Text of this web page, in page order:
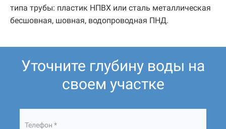
типа трубы: пластик НПВХ или сталь металлическая
бесшовная, шовная, водопроводная ПНД.
Уточните глубину воды на
своем участке
Телефон *